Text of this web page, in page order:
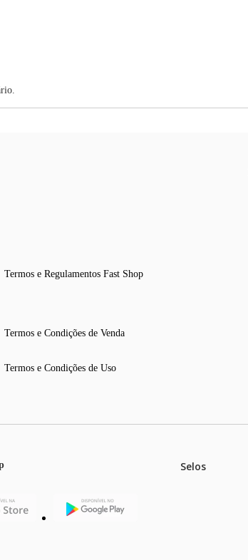
Termos e Regulamentos Fast Shop
Termos e Condições de Venda
Termos e Condições de Uso
Selos